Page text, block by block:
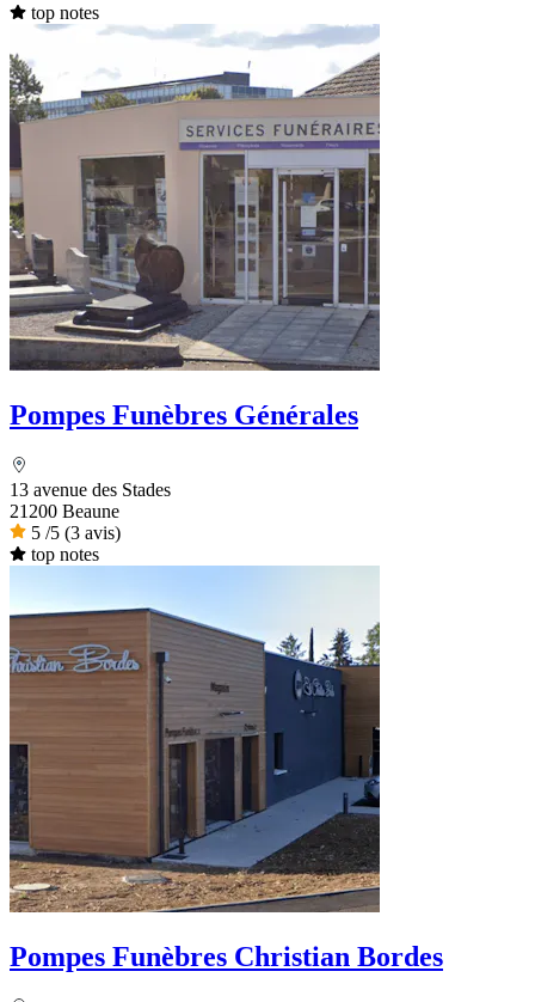
top notes
Pompes Funèbres Générales
13 avenue des Stades
21200 Beaune
5 /5 (3 avis)
top notes
Pompes Funèbres Christian Bordes